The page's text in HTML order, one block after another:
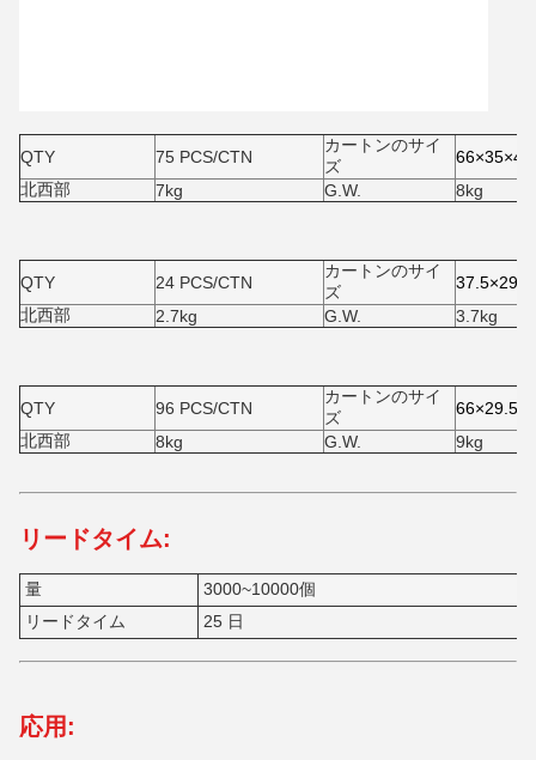
QTY 75 PCS/CTN
カートンのサイ
ズ
66×35×46
北西部
7kg G.W. 8kg
QTY 24 PCS/CTN
カートンのサイ
ズ
北西部
2.7kg G.W. 3.7kg
QTY 96 PCS/CTN
カートンのサイ
ズ
北西部
8kg G.W. 9kg
リードタイム:
量
3000~10000個
リードタイム
25 日
応用: